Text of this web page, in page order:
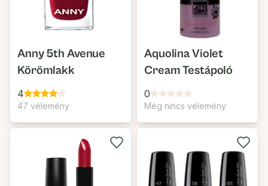
Anny 5th Avenue
Körömlakk
4
47 vélemény
Aquolina Violet
Cream Testápoló
0
Még nincs vélemény